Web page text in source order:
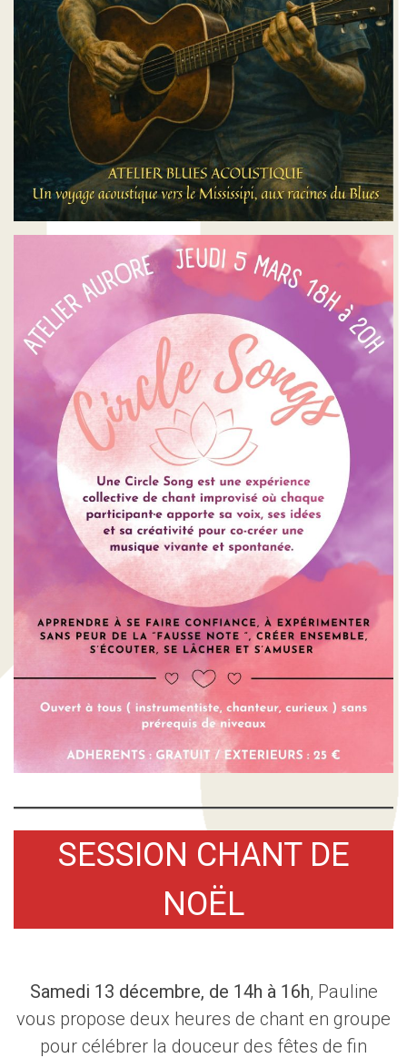
SESSION CHANT DE
NOËL
Samedi 13 décembre, de 14h à 16h, Pauline
vous propose deux heures de chant en groupe
pour célébrer la douceur des fêtes de fin